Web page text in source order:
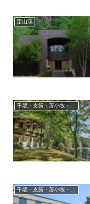
定山渓
千歳・支笏・苫小牧・滝川・夕張・空知